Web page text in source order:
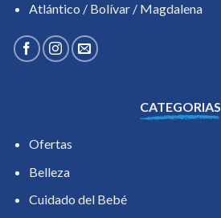
Atlántico / Bolívar / Magdalena
CATEGORIAS
Ofertas
Belleza
Cuidado del Bebé